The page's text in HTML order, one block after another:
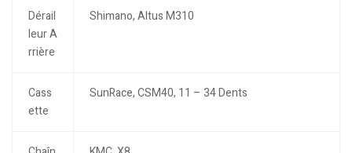
Dérail
leur A
rrière
Shimano, Altus M310
Cass
ette
SunRace, CSM40, 11 – 34 Dents